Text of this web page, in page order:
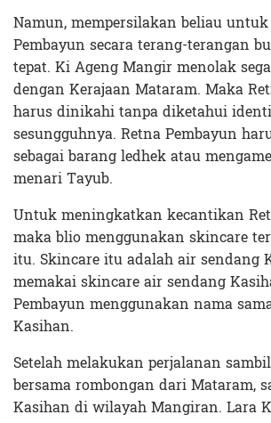
Namun, mempersilakan beliau
Pembayun secara terang-terangan
tepat. Ki Ageng Mangir menolak
dengan Kerajaan Mataram. Maka
harus dinikahi tanpa diketahui
sesungguhnya. Retna Pembayun
sebagai barang ledhek atau
menari Tayub.
Untuk meningkatkan kecantikan
maka blio menggunakan skincare
itu. Skincare itu adalah air sendang
memakai skincare air sendang
Pembayun menggunakan nama
Kasihan.
Setelah melakukan perjalanan
bersama rombongan dari Mataram,
Kasihan di wilayah Mangiran. Lara